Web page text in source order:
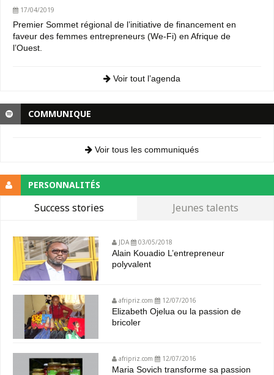
17/04/2019
Premier Sommet régional de l’initiative de financement en
faveur des femmes entrepreneurs (We-Fi) en Afrique de
l’Ouest.
Voir tout l’agenda
COMMUNIQUE
Voir tous les communiqués
PERSONNALITÉS
Success stories Jeunes talents
JDA 03/05/2018
Alain Kouadio L’entrepreneur
polyvalent
afripriz.com 12/07/2016
Elizabeth Ojelua ou la passion de
bricoler
afripriz.com 12/07/2016
Maria Sovich transforme sa passion